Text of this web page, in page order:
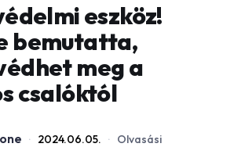
eszköz!
bemutatta,
meg a
csalóktól
· 2024.06.05. · Olvasási